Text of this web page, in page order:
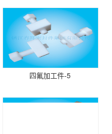
四氟加工件-5